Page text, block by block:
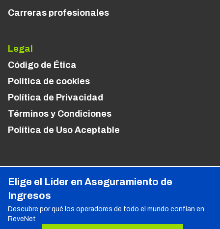
Carreras profesionales
Legal
Código de Ética
Política de cookies
Política de Privacidad
Términos y Condiciones
Política de Uso Aceptable
Elige el Líder en Aseguramiento de
Ingresos
Descubre por qué los operadores de todo el mundo confían en
ReveNet